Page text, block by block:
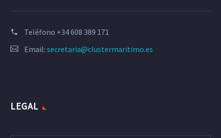
Teléfono +34 608 389 171
Email: secretaria@clustermaritimo.es
LEGAL